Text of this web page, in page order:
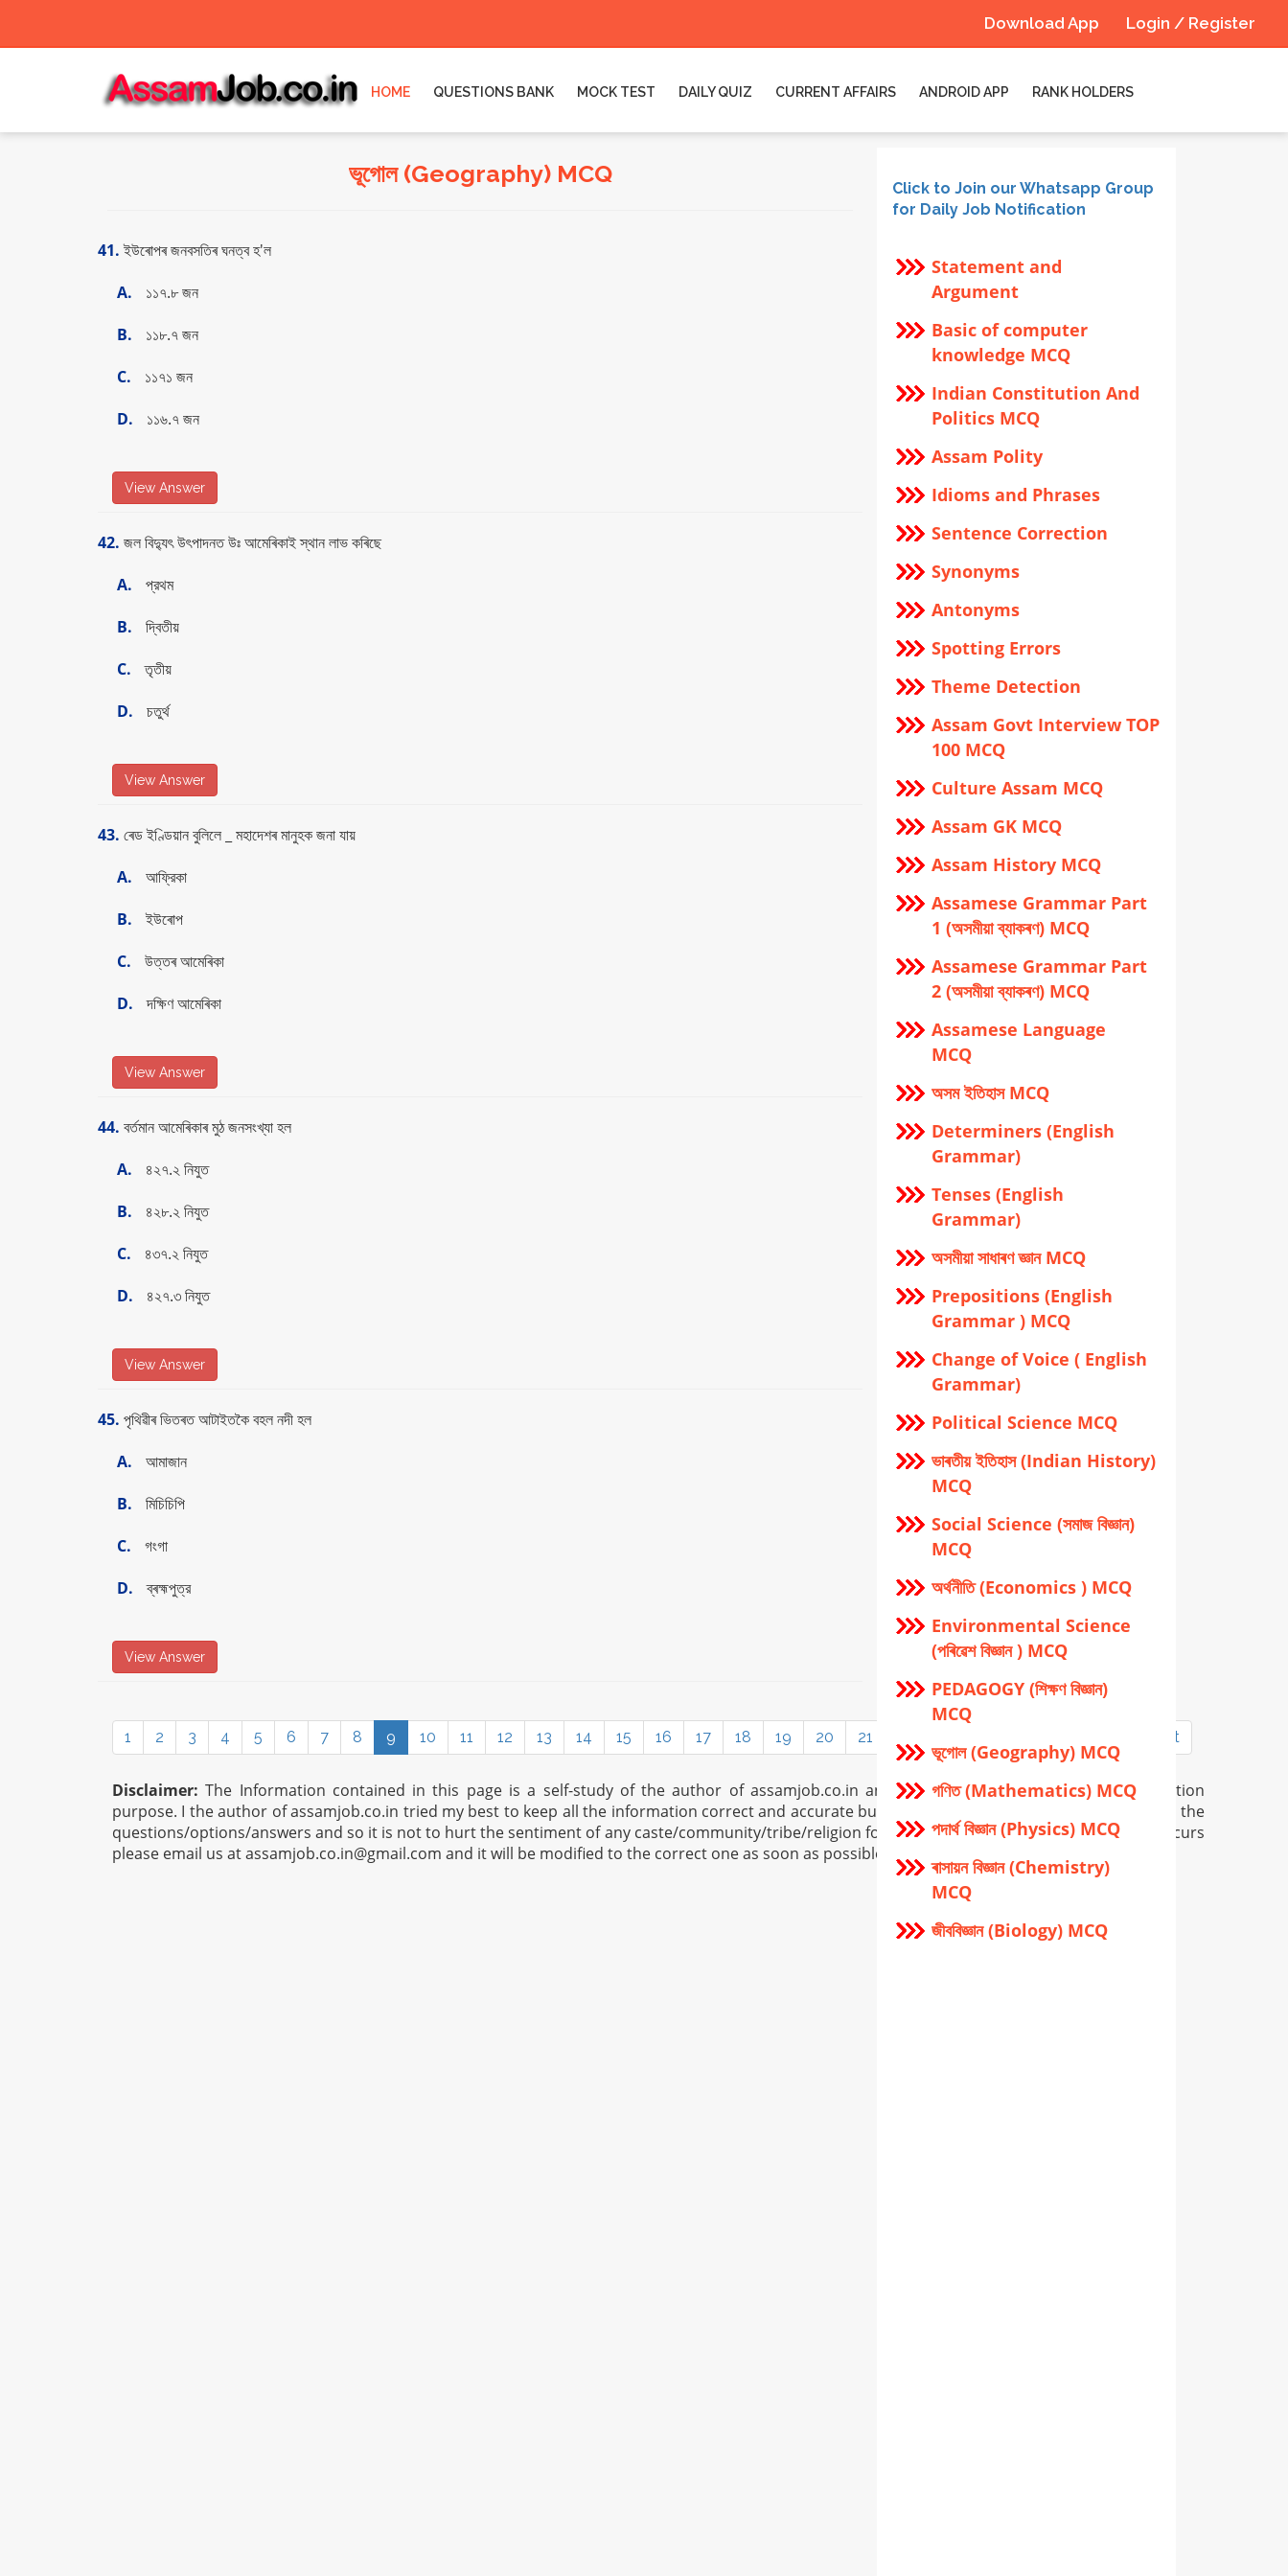
Login / Register
Download App
HOME QUESTIONS BANK MOCK TEST DAILY QUIZ CURRENT AFFAIRS ANDROID APP RANK HOLDERS
ভূগোল (Geography) MCQ
41.ইউৰােপৰ জনবসতিৰ ঘনত্ব হ'ল
A.
১১৭.৮ জন
B.
১১৮.৭ জন
C.
১১৭১ জন
D.
১১৬.৭ জন
View Answer
42. জল বিদ্যুৎ উৎপাদনত উঃ আমেৰিকাই স্থান লাভ কৰিছে
A.
প্রথম
B.
দ্বিতীয়
C.
তৃতীয়
D.
চতুর্থ
View Answer
43. ৰেড ইণ্ডিয়ান বুলিলে _ মহাদেশৰ মানুহক জনা যায়
A.
আফ্রিকা
B.
ইউৰােপ
C.
উত্তৰ আমেৰিকা
D.
দক্ষিণ আমেৰিকা
View Answer
44. বর্তমান আমেৰিকাৰ মুঠ জনসংখ্যা হল
A.
৪২৭.২ নিযুত
B.
৪২৮.২ নিযুত
C.
৪৩৭.২ নিযুত
D.
৪২৭.৩ নিযুত
View Answer
45. পৃথিৱীৰ ভিতৰত আটাইতকৈ বহল নদী হল
A.
আমাজান
B.
মিচিচিপি
C.
গংগা
D.
ব্ৰহ্মপুত্র
View Answer
1 2 3 4 5 6 7 8 9 10 11 12 13 14 15 16 17 18 19 20 21 Next
Disclaimer: The Information contained in this page is a self-study of the author of assamjob.co.in and is provided only for general information
purpose. I the author of assamjob.co.in tried my best to keep all the information correct and accurate but in certain case there may occur error in the
questions/options/answers and so it is not to hurt the sentiment of any caste/community/tribe/religion for providing wrong info, and if so error occurs
please email us atassamjob.co.in@gmail.com and it will be modified to the correct one as soon as possible.
Click to Join our Whatsapp Group
for Daily Job Notification
Statement and
Argument
Basic of computer
knowledge MCQ
Indian Constitution And
Politics MCQ
Assam Polity
Idioms and Phrases
Sentence Correction
Synonyms
Antonyms
Spotting Errors
Theme Detection
Assam Govt Interview TOP
100 MCQ
Culture Assam MCQ
Assam GK MCQ
Assam History MCQ
Assamese Grammar Part
1 (অসমীয়া ব্যাকৰণ) MCQ
Assamese Grammar Part
2 (অসমীয়া ব্যাকৰণ) MCQ
Assamese Language
MCQ
অসম ইতিহাস MCQ
Determiners (English
Grammar)
Tenses (English
Grammar)
অসমীয়া সাধাৰণ জ্ঞান MCQ
Prepositions (English
Grammar ) MCQ
Change of Voice ( English
Grammar)
Political Science MCQ
ভাৰতীয় ইতিহাস (Indian History)
MCQ
Social Science (সমাজ বিজ্ঞান)
MCQ
অর্থনীতি (Economics ) MCQ
Environmental Science
(পৰিৱেশ বিজ্ঞান ) MCQ
PEDAGOGY (শিক্ষণ বিজ্ঞান)
MCQ
ভূগোল (Geography) MCQ
গণিত (Mathematics) MCQ
পদার্থ বিজ্ঞান (Physics) MCQ
ৰাসায়ন বিজ্ঞান (Chemistry)
MCQ
জীববিজ্ঞান (Biology) MCQ